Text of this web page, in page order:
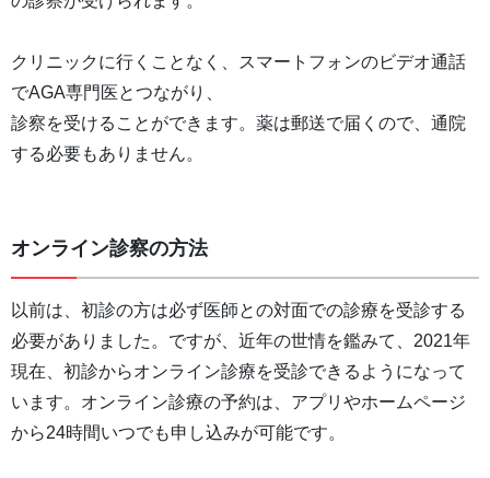
クリニックに行くことなく、スマートフォンのビデオ通話
でAGA専門医とつながり、
診察を受けることができます。薬は郵送で届くので、通院
する必要もありません。
オンライン診察の方法
以前は、初診の方は必ず医師との対面での診療を受診する
必要がありました。ですが、近年の世情を鑑みて、2021年
現在、初診からオンライン診療を受診できるようになって
います。オンライン診療の予約は、アプリやホームページ
から24時間いつでも申し込みが可能です。